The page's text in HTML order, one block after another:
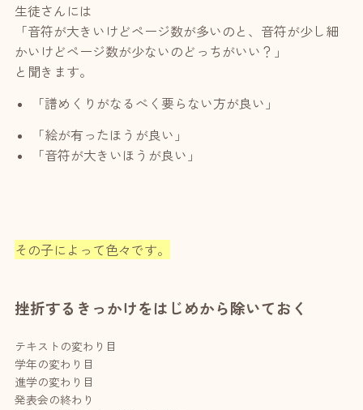
生徒さんには
「音符が大きいけどページ数が多いのと、音符が少し細
かいけどページ数が少ないのどっちがいい？」
と聞きます。
「譜めくりがなるべく要らない方が良い」
「絵が有ったほうが良い」
「音符が大きいほうが良い」
その子によって色々です。
挫折するきっかけをはじめから除いておく
テキストの変わり目
学年の変わり目
進学の変わり目
発表会の終わり